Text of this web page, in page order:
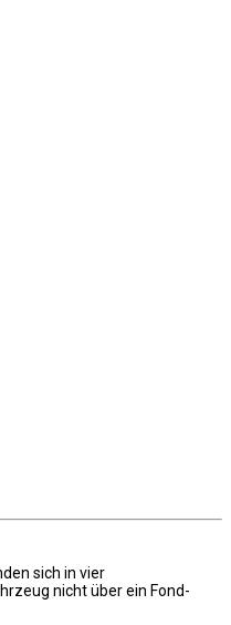
sich in vier
nicht über ein Fond-